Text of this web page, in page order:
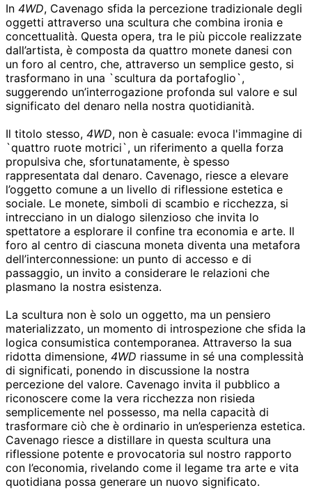
In 4WD, Cavenago sfida la percezione tradizionale degli
oggetti attraverso una scultura che combina ironia e
concettualità. Questa opera, tra le più piccole realizzate
dall’artista, è composta da quattro monete danesi con
un foro al centro, che, attraverso un semplice gesto, si
trasformano in una `scultura da portafoglio`,
suggerendo un’interrogazione profonda sul valore e sul
significato del denaro nella nostra quotidianità.
Il titolo stesso, 4WD, non è casuale: evoca l'immagine di
`quattro ruote motrici`, un riferimento a quella forza
propulsiva che, sfortunatamente, è spesso
rappresentata dal denaro. Cavenago, riesce a elevare
l’oggetto comune a un livello di riflessione estetica e
sociale. Le monete, simboli di scambio e ricchezza, si
intrecciano in un dialogo silenzioso che invita lo
spettatore a esplorare il confine tra economia e arte. Il
foro al centro di ciascuna moneta diventa una metafora
dell’interconnessione: un punto di accesso e di
passaggio, un invito a considerare le relazioni che
plasmano la nostra esistenza.
La scultura non è solo un oggetto, ma un pensiero
materializzato, un momento di introspezione che sfida la
logica consumistica contemporanea. Attraverso la sua
ridotta dimensione, 4WD riassume in sé una complessità
di significati, ponendo in discussione la nostra
percezione del valore. Cavenago invita il pubblico a
riconoscere come la vera ricchezza non risieda
semplicemente nel possesso, ma nella capacità di
trasformare ciò che è ordinario in un’esperienza estetica.
Cavenago riesce a distillare in questa scultura una
riflessione potente e provocatoria sul nostro rapporto
con l’economia, rivelando come il legame tra arte e vita
quotidiana possa generare un nuovo significato.